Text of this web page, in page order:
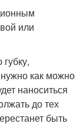
или
как можно
наноситься
до тех
быть